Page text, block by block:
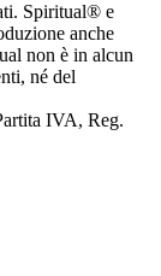
Spiritual® e
anche
non è in alcun
né del
IVA, Reg.